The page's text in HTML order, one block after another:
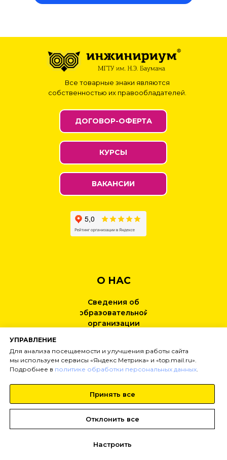
Все товарные знаки являются
собственностью их правообладателей.
Тел: +7 (499) 495-25-01
О НАС
inginirium-khimki.ru
ВАКАНСИИ
КУРСЫ
Сведения об
образовательной
организации
ДОГОВОР-ОФЕРТА
УПРАВЛЕНИЕ
Для анализа посещаемости и улучшения работы сайта
мы используем сервисы «Яндекс Метрика» и «top.mail.ru».
Подробнее в политике обработки персональных данных
Принять все
Отклонить все
Настроить